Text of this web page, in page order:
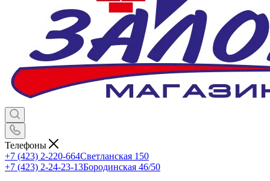
Телефоны
+7 (423) 2-220-664Светланская 150
+7 (423) 2-24-23-13Бородинская 46/50